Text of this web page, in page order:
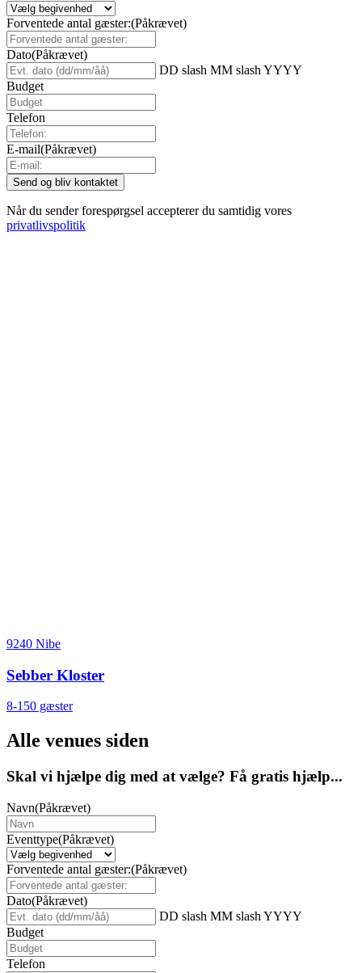
Forventede antal gæster:(Påkrævet)
Dato(Påkrævet)
DD slash MM slash YYYY
Budget
Telefon
E-mail(Påkrævet)
Når du sender forespørgsel accepterer du samtidig vores
privatlivspolitik
9240 Nibe
Sebber Kloster
8-150 gæster
Alle venues siden
Skal vi hjælpe dig med at vælge? Få gratis hjælp...
Navn(Påkrævet)
Eventtype(Påkrævet)
Forventede antal gæster:(Påkrævet)
Dato(Påkrævet)
DD slash MM slash YYYY
Budget
Telefon